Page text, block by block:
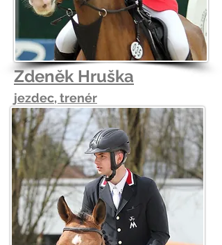
Zdeněk Hruška
jezdec, trenér